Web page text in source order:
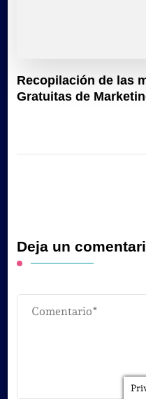
Recopilación de las
Gratuitas de
Deja un